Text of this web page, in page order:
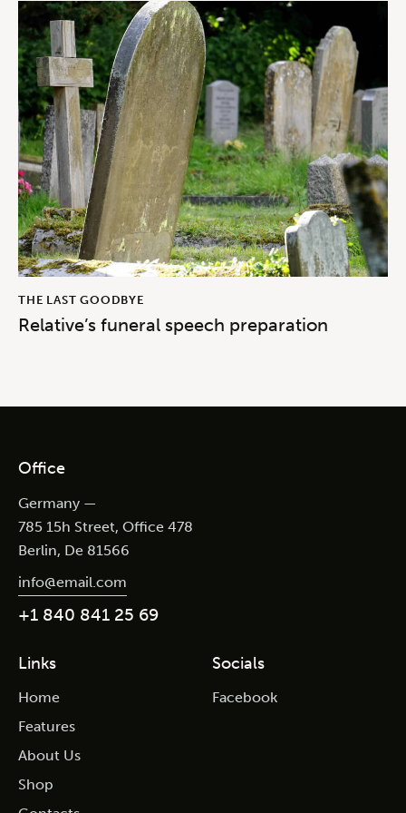
THE LAST GOODBYE
Relative’s funeral speech preparation
Office
Germany —
785 15h Street, Office 478
Berlin, De 81566
info@email.com
+1 840 841 25 69
Links
Home
Features
About Us
Shop
Socials
Facebook